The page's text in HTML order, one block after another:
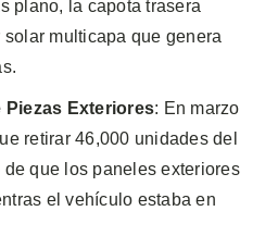
plano, la capota trasera
multicapa que genera
Piezas Exteriores: En marzo
retirar 46,000 unidades del
que los paneles exteriores
el vehículo estaba en